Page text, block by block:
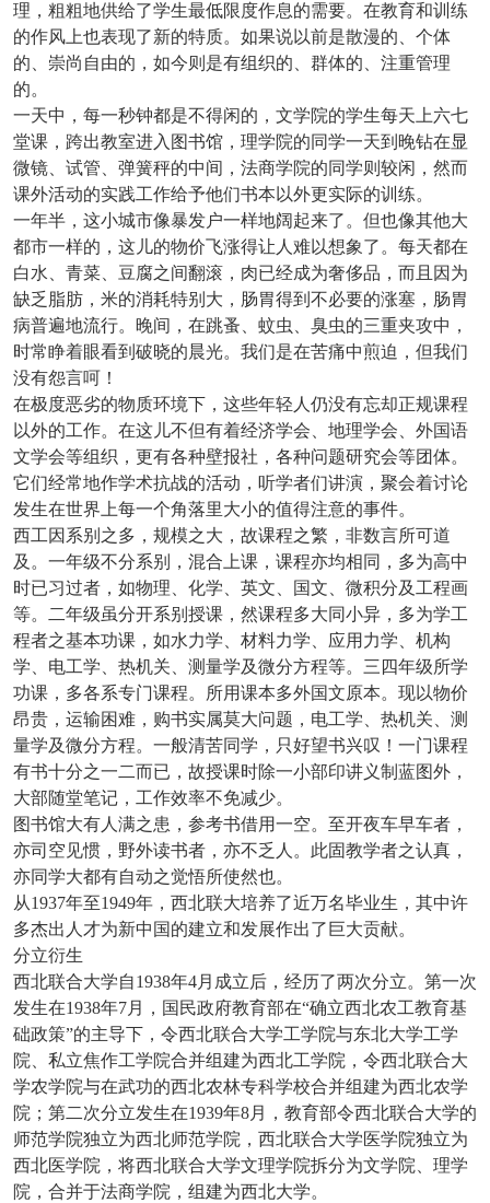
理，粗粗地供给了学生最低限度作息的需要。在教育和训练
的作风上也表现了新的特质。如果说以前是散漫的、个体
的、崇尚自由的，如今则是有组织的、群体的、注重管理
的。
一天中，每一秒钟都是不得闲的，文学院的学生每天上六七
堂课，跨出教室进入图书馆，理学院的同学一天到晚钻在显
微镜、试管、弹簧秤的中间，法商学院的同学则较闲，然而
课外活动的实践工作给予他们书本以外更实际的训练。
一年半，这小城市像暴发户一样地阔起来了。但也像其他大
都市一样的，这儿的物价飞涨得让人难以想象了。每天都在
白水、青菜、豆腐之间翻滚，肉已经成为奢侈品，而且因为
缺乏脂肪，米的消耗特别大，肠胃得到不必要的涨塞，肠胃
病普遍地流行。晚间，在跳蚤、蚊虫、臭虫的三重夹攻中，
时常睁着眼看到破晓的晨光。我们是在苦痛中煎迫，但我们
没有怨言呵！
在极度恶劣的物质环境下，这些年轻人仍没有忘却正规课程
以外的工作。在这儿不但有着经济学会、地理学会、外国语
文学会等组织，更有各种壁报社，各种问题研究会等团体。
它们经常地作学术抗战的活动，听学者们讲演，聚会着讨论
发生在世界上每一个角落里大小的值得注意的事件。
西工因系别之多，规模之大，故课程之繁，非数言所可道
及。一年级不分系别，混合上课，课程亦均相同，多为高中
时已习过者，如物理、化学、英文、国文、微积分及工程画
等。二年级虽分开系别授课，然课程多大同小异，多为学工
程者之基本功课，如水力学、材料力学、应用力学、机构
学、电工学、热机关、测量学及微分方程等。三四年级所学
功课，多各系专门课程。所用课本多外国文原本。现以物价
昂贵，运输困难，购书实属莫大问题，电工学、热机关、测
量学及微分方程。一般清苦同学，只好望书兴叹！一门课程
有书十分之一二而已，故授课时除一小部印讲义制蓝图外，
大部随堂笔记，工作效率不免减少。
图书馆大有人满之患，参考书借用一空。至开夜车早车者，
亦司空见惯，野外读书者，亦不乏人。此固教学者之认真，
亦同学大都有自动之觉悟所使然也。
从1937年至1949年，西北联大培养了近万名毕业生，其中许
多杰出人才为新中国的建立和发展作出了巨大贡献。
分立衍生
西北联合大学自1938年4月成立后，经历了两次分立。第一次
发生在1938年7月，国民政府教育部在“确立西北农工教育基
础政策”的主导下，令西北联合大学工学院与东北大学工学
院、私立焦作工学院合并组建为西北工学院，令西北联合大
学农学院与在武功的西北农林专科学校合并组建为西北农学
院；第二次分立发生在1939年8月，教育部令西北联合大学的
师范学院独立为西北师范学院，西北联合大学医学院独立为
西北医学院，将西北联合大学文理学院拆分为文学院、理学
院，合并于法商学院，组建为西北大学。